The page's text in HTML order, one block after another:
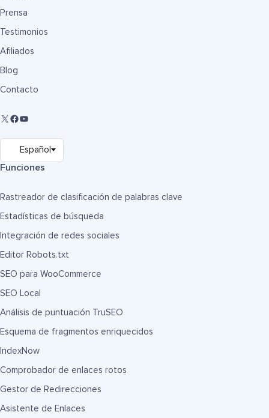
Prensa
Testimonios
Afiliados
Blog
Contacto
Funciones
Rastreador de clasificación de palabras clave
Estadísticas de búsqueda
Integración de redes sociales
Editor Robots.txt
SEO para WooCommerce
SEO Local
Análisis de puntuación TruSEO
Esquema de fragmentos enriquecidos
IndexNow
Comprobador de enlaces rotos
Gestor de Redirecciones
Asistente de Enlaces